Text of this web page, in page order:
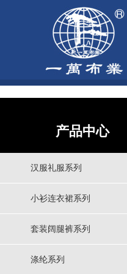
产品中心
汉服礼服系列
小衫连衣裙系列
套装阔腿裤系列
涤纶系列